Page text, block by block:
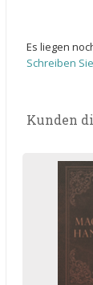
Es liegen
Schreiben
Kunden